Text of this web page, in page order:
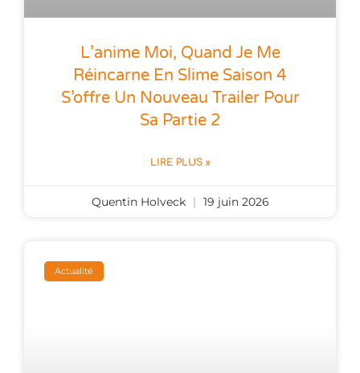
L’anime Moi, Quand Je Me
Réincarne En Slime Saison 4
S’offre Un Nouveau Trailer Pour
Sa Partie 2
LIRE PLUS »
Quentin Holveck 19 juin 2026
Actualité